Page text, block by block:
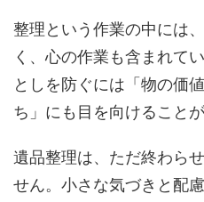
整理という作業の中には
く、心の作業も含まれて
としを防ぐには「物の価
ち」にも目を向けること
遺品整理は、ただ終わら
せん。小さな気づきと配